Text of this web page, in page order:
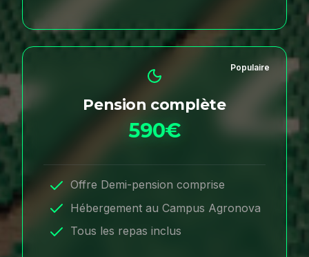
Populaire
Pension complète
590€
Offre Demi-pension comprise
Hébergement au Campus Agronova
Tous les repas inclus